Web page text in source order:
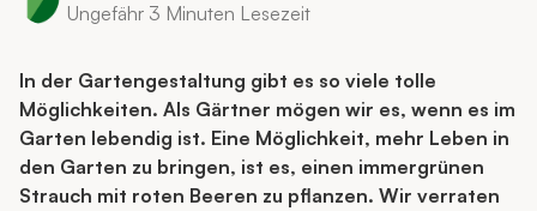
Ungefähr 3 Minuten Lesezeit
In der Gartengestaltung gibt es so viele tolle
Möglichkeiten. Als Gärtner mögen wir es, wenn es im
Garten lebendig ist. Eine Möglichkeit, mehr Leben in
den Garten zu bringen, ist es, einen immergrünen
Strauch mit roten Beeren zu pflanzen. Wir verraten